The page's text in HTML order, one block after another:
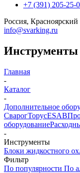
+7 (391) 205-25-
Россия,
info@svarking.ru
Инструменты
Главная
-
Каталог
-
Дополнительное
СварогТорусESAB
оборудование
-
Инструменты
Блоки жидкостного
Фильтр
По популярности По